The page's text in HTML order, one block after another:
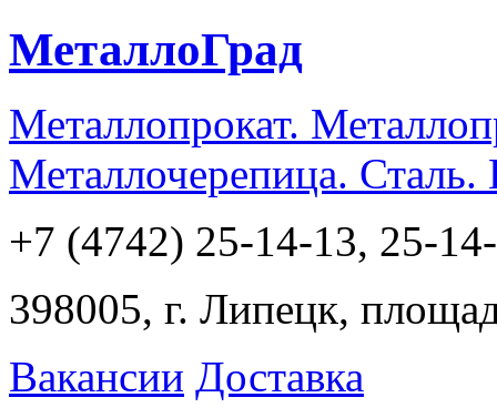
МеталлоГрад
Металлопрокат.
Металлочерепица.
+7 (4742) 25-14-13, 25-
398005, г. Липецк,
Вакансии Доставка